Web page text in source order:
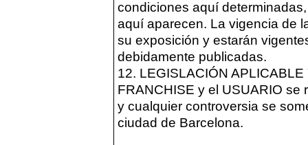
condiciones aquí
aquí aparecen. La vigencia de
su exposición y estarán
debidamente publicadas.
12. LEGISLACIÓN
FRANCHISE y el USUARIO se
y cualquier controversia se
ciudad de Barcelona.